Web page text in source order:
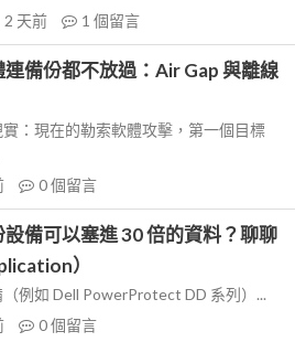
2 天前 1 個留言
備份都不放過：Air Gap 與離線
：現在的勒索軟體攻擊，第一個目標
0個留言
備可以塞進 30 倍的資料？聊聊
）
例如 Dell PowerProtect DD 系列）...
0個留言